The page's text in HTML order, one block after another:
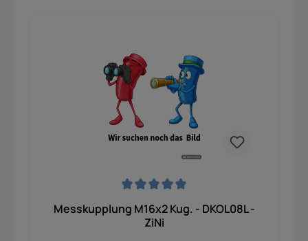
Messkupplung M16x2 Kug. - DKOL08L -
ZiNi